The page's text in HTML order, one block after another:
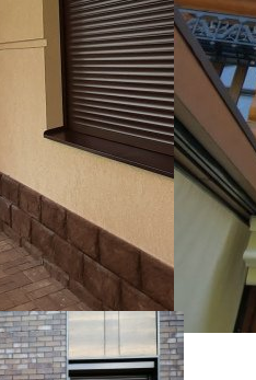
комфорт и
в целостности
использовать –
1 клик
руме